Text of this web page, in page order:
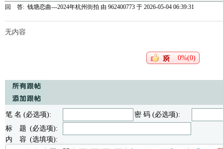
回 答: 钱塘恋曲---2024年杭州街拍 由 962400773 于 2026-05-04 06:39:31
无内容
0%(0)
笔 名 (必选项):
密 码 (必选项):
标 题 (必选项):
内 容 (选填项):